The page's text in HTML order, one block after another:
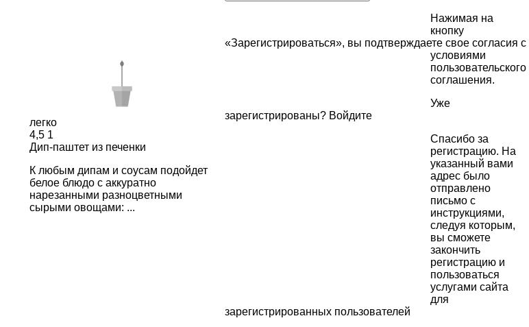
легко
4,5 1
Дип-паштет из печенки
К любым дипам и соусам подойдет
белое блюдо с аккуратно
нарезанными разноцветными
сырыми овощами: ...
Нажимая на
кнопку
«Зарегистрироваться», вы подтверждаете свое согласия с
условиями
пользовательского
соглашения.
Уже
зарегистрированы? Войдите
Спасибо за
регистрацию. На
указанный вами
адрес было
отправлено
письмо с
инструкциями,
следуя которым,
вы сможете
закончить
регистрацию и
пользоваться
услугами сайта
для
зарегистрированных пользователей